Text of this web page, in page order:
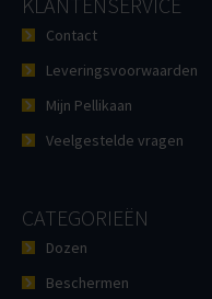
Contact
Leveringsvoorwaarden
Mijn Pellikaan
Veelgestelde vragen
CATEGORIEËN
Dozen
Beschermen